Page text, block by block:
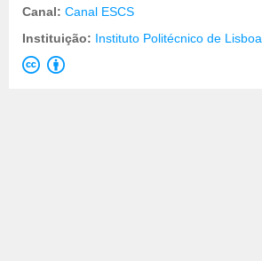
Canal: Canal ESCS
Instituição: Instituto Politécnico de Lisboa